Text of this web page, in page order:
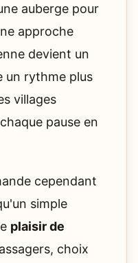
auberge pour
approche
devient un
un rythme plus
villages
pause en
cependant
simple
plaisir de
choix